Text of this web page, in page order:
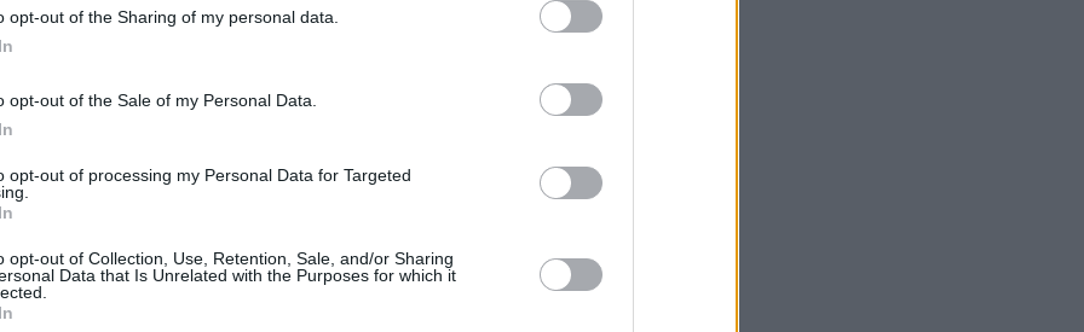
opt-out of the Sharing of my personal data.
opt-out of the Sale of my Personal Data.
opt-out of processing my Personal Data for Targeted
opt-out of Collection, Use, Retention, Sale, and/or Sharing
Data that Is Unrelated with the Purposes for which it
– Hódít a monokróm
és trükkösen nyíló ajtók nem válhatnak a
tavaly is jól érzékelhető trend volt a főzőhelyiségek
a harmóniát sugárzó enteriőrök. A tervezők
változatos miliőt. Aki kételkedne, annak érdemes
a gyártók élőben bizonyítják, hogy a monokróm sok
fogantyú?